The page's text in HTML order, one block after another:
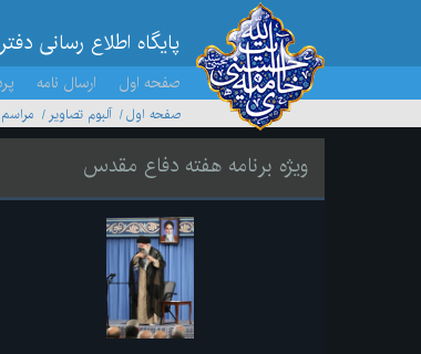
پایگاه اطلاع رسانی
صفحه اول ارسال نامه
صفحه اول آلبوم تصاویر مراسم
ویژه برنامه هفته دفاع مقدس